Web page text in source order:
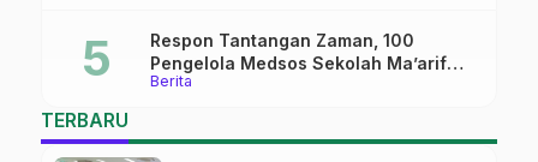
Berita
Respon Tantangan Zaman, 100
Pengelola Medsos Sekolah Ma’arif
Pekalongan Ikuti Pelatihan Literasi
TERBARU